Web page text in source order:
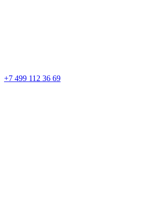
+7 499 112 36 69